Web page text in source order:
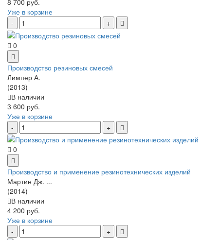
8 700 руб.
Уже в корзине
0
Производство резиновых смесей
Лимпер А.
(2013)
В наличии
3 600 руб.
Уже в корзине
0
Производство и применение резинотехнических изделий
Мартин Дж. ...
(2014)
В наличии
4 200 руб.
Уже в корзине